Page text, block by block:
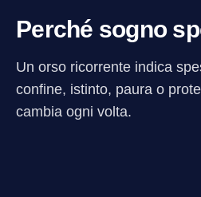
Perché sogno
Un orso ricorrente indica
confine, istinto, paura o
cambia ogni volta.